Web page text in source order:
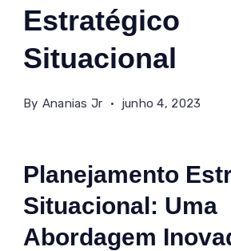
Estratégico
Situacional
By Ananias Jr junho 4, 2023
Planejamento
Situacional: Uma
Abordagem